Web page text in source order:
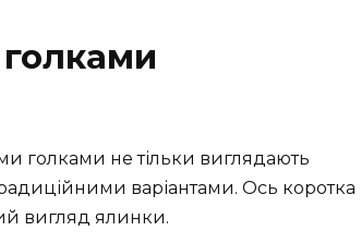
голками не тільки виглядають
варіантами. Ось коротка
вигляд ялинки.